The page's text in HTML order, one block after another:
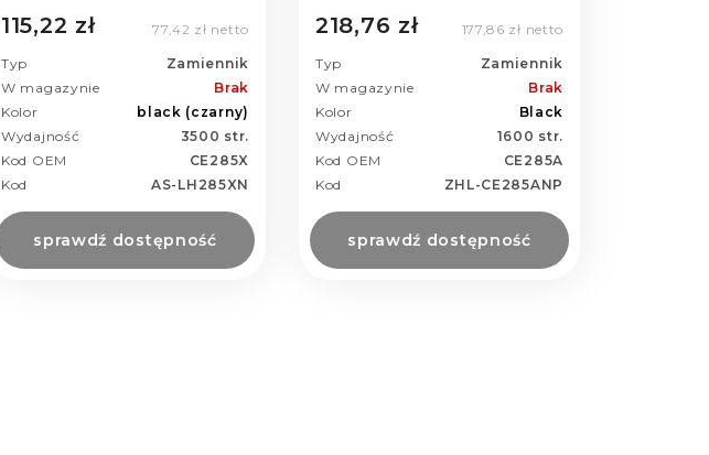
115,22 zł 77,42 zł netto
Typ
Zamiennik
W magazynie
Brak
Kolor
black (czarny)
Wydajność
3500 str.
Kod OEM
CE285X
Kod
AS-LH285XN
sprawdź dostępność
218,76 zł 177,86 zł netto
Typ
Zamiennik
W magazynie
Brak
Kolor
Black
Wydajność
1600 str.
Kod OEM
CE285A
Kod
ZHL-CE285ANP
sprawdź dostępność